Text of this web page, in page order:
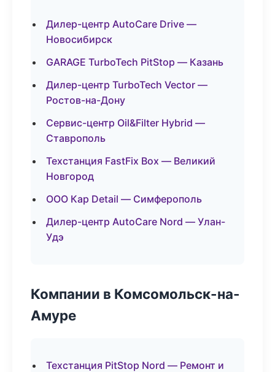
Дилер-центр AutoCare Drive —
Новосибирск
GARAGE TurboTech PitStop — Казань
Дилер-центр TurboTech Vector —
Ростов-на-Дону
Сервис-центр Oil&Filter Hybrid —
Ставрополь
Техстанция FastFix Box — Великий
Новгород
ООО Кар Detail — Симферополь
Дилер-центр AutoCare Nord — Улан-
Удэ
Компании в Комсомольск-на-
Амуре
Техстанция PitStop Nord — Ремонт и